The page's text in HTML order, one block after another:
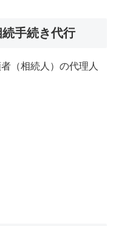
手続き代行
（相続人）の代理人